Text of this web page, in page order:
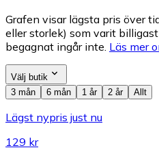
Grafen visar lägsta pris över
eller storlek) som varit
begagnat ingår inte. Läs mer
Välj butik
3 mån
6 mån 1 år 2 år Allt
Lägst nypris just nu
129 kr